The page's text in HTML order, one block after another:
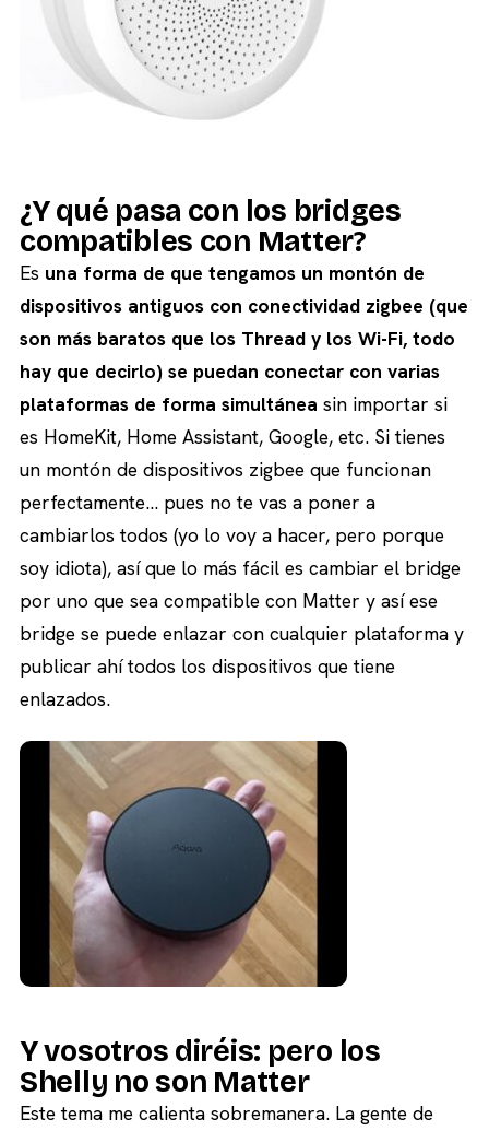
¿Y qué pasa con los bridges
compatibles con Matter?
Es una forma de que tengamos un montón de
dispositivos antiguos con conectividad zigbee (que
son más baratos que los Thread y los Wi-Fi, todo
hay que decirlo) se puedan conectar con varias
plataformas de forma simultánea sin importar si
es HomeKit, Home Assistant, Google, etc. Si tienes
un montón de dispositivos zigbee que funcionan
perfectamente… pues no te vas a poner a
cambiarlos todos (yo lo voy a hacer, pero porque
soy idiota), así que lo más fácil es cambiar el bridge
por uno que sea compatible con Matter y así ese
bridge se puede enlazar con cualquier plataforma y
publicar ahí todos los dispositivos que tiene
enlazados.
Y vosotros diréis: pero los
Shelly no son Matter
Este tema me calienta sobremanera. La gente de